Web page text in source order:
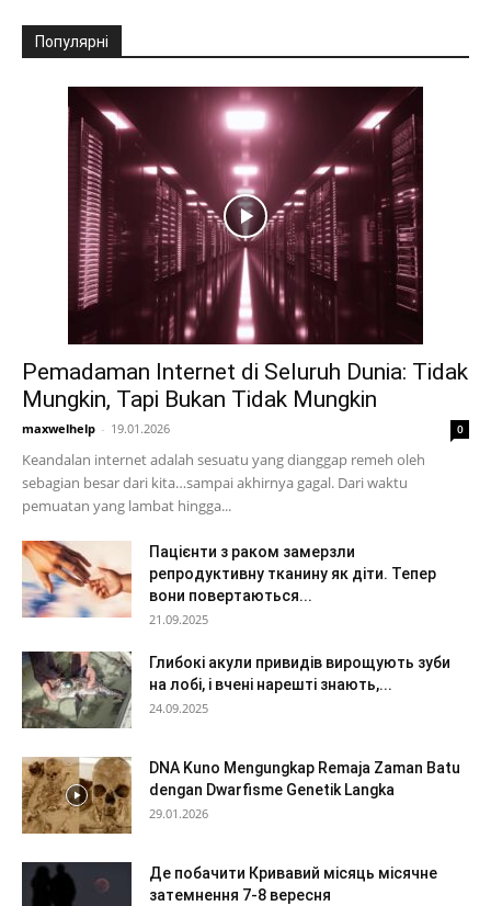
Популярні
Pemadaman Internet di Seluruh Dunia: Tidak
Mungkin, Tapi Bukan Tidak Mungkin
maxwelhelp - 19.01.2026 0
Keandalan internet adalah sesuatu yang dianggap remeh oleh
sebagian besar dari kita…sampai akhirnya gagal. Dari waktu
pemuatan yang lambat hingga...
Пацієнти з раком замерзли
репродуктивну тканину як діти. Тепер
вони повертаються...
21.09.2025
Глибокі акули привидів вирощують зуби
на лобі, і вчені нарешті знають,...
24.09.2025
DNA Kuno Mengungkap Remaja Zaman Batu
dengan Dwarfisme Genetik Langka
29.01.2026
Де побачити Кривавий місяць місячне
затемнення 7-8 вересня